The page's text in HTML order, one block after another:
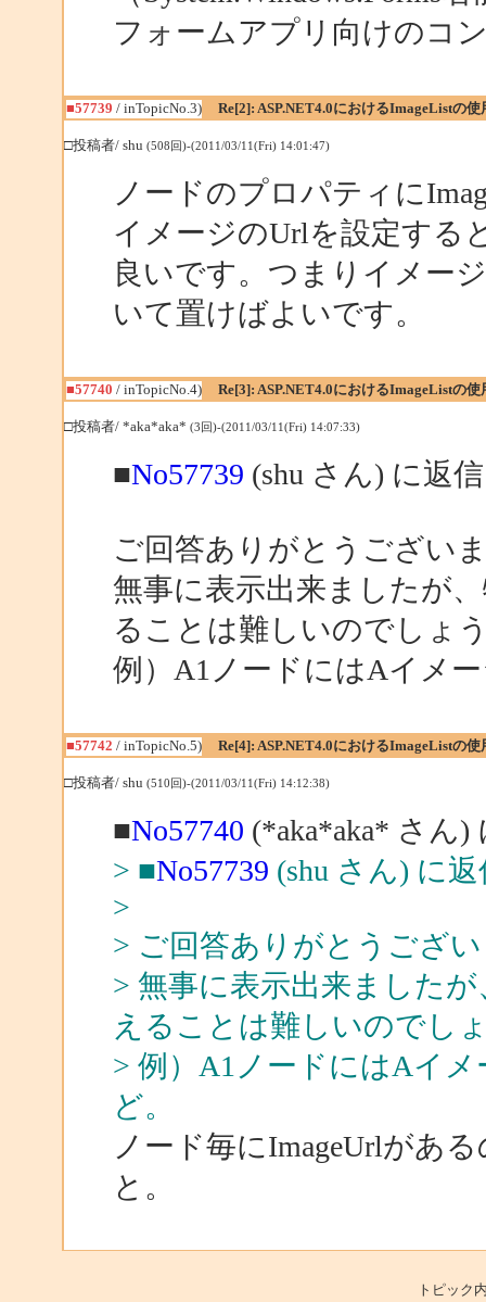
フォームアプリ向けのコ
■57739 / inTopicNo.3) Re[2]: ASP.NET4.0におけるImageListの使
□投稿者/ shu (508回)-(2011/03/11(Fri) 14:01:47)
ノードのプロパティに
イメージのUrlを設定する
良いです。つまりイメー
いて置けばよいです。
■57740 / inTopicNo.4) Re[3]: ASP.NET4.0におけるImageListの使
□投稿者/ *aka*aka* (3回)-(2011/03/11(Fri) 14:07:33)
■No57739 (shu さん) に返信
ご回答ありがとうござい
無事に表示出来ましたが
ることは難しいのでしょ
例）A1ノードにはAイメ
■57742 / inTopicNo.5) Re[4]: ASP.NET4.0におけるImageListの使
□投稿者/ shu (510回)-(2011/03/11(Fri) 14:12:38)
■No57740 (*aka*aka* さん)
> ■No57739 (shu さん) に返
>
> ご回答ありがとうござ
> 無事に表示出来ました
えることは難しいのでし
> 例）A1ノードにはAイ
ど。
ノード毎にImageUrlがあ
と。
トピッ